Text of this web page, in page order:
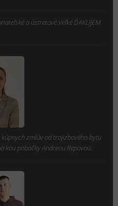
a ústretové.Veľké ĎAKUJEM
zmlúv od trojizbového bytu
pobočky Andreou Repovou.